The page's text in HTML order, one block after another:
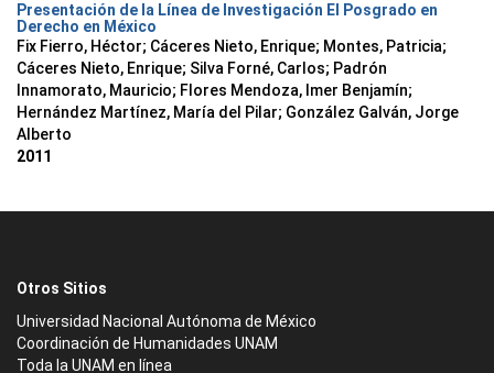
Presentación de la Línea de Investigación El Posgrado en
Derecho en México
Fix Fierro, Héctor; Cáceres Nieto, Enrique; Montes, Patricia;
Cáceres Nieto, Enrique; Silva Forné, Carlos; Padrón
Innamorato, Mauricio; Flores Mendoza, Imer Benjamín;
Hernández Martínez, María del Pilar; González Galván, Jorge
Alberto
2011
Otros Sitios
Universidad Nacional Autónoma de México
Coordinación de Humanidades UNAM
Toda la UNAM en línea